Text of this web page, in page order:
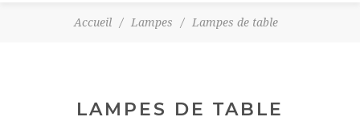
Accueil / Lampes / Lampes de table
LAMPES DE TABLE